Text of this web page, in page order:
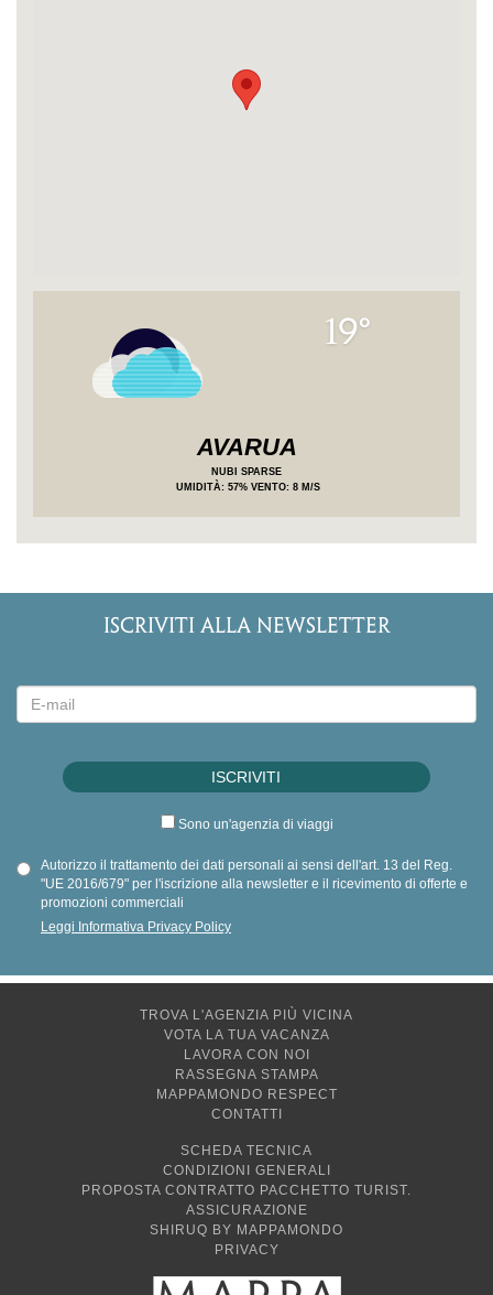
19°
AVARUA
NUBI SPARSE
UMIDITÀ: 57% VENTO: 8 M/S
ISCRIVITI ALLA NEWSLETTER
Sono un'agenzia di viaggi
Autorizzo il trattamento dei dati personali ai sensi dell'art. 13 del Reg.
"UE 2016/679" per l'iscrizione alla newsletter e il ricevimento di offerte e
promozioni commerciali
Leggi Informativa Privacy Policy
TROVA L'AGENZIA PIÙ VICINA
VOTA LA TUA VACANZA
LAVORA CON NOI
RASSEGNA STAMPA
MAPPAMONDO RESPECT
CONTATTI
SCHEDA TECNICA
CONDIZIONI GENERALI
PROPOSTA CONTRATTO PACCHETTO TURIST.
ASSICURAZIONE
SHIRUQ BY MAPPAMONDO
PRIVACY